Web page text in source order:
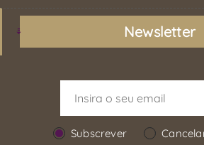
Newsletter
Subscrever